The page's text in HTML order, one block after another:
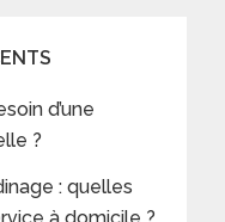
d’une
?
: quelles
à domicile ?